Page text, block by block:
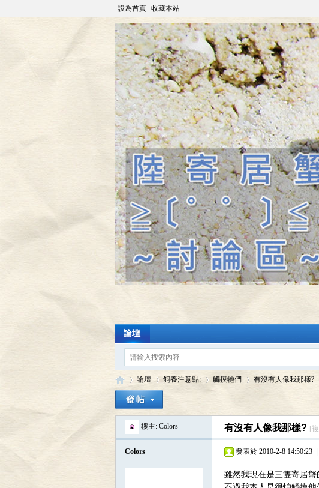
設為首頁 收藏本站
論壇
論壇
›
飼養注意點: 觸摸牠們
›
有沒有人像我那樣?
樓主: Colors 有沒有人像我那樣? [
Colors 發表於 2010-2-8 14:50:23
雖然我現在是三隻寄居蟹